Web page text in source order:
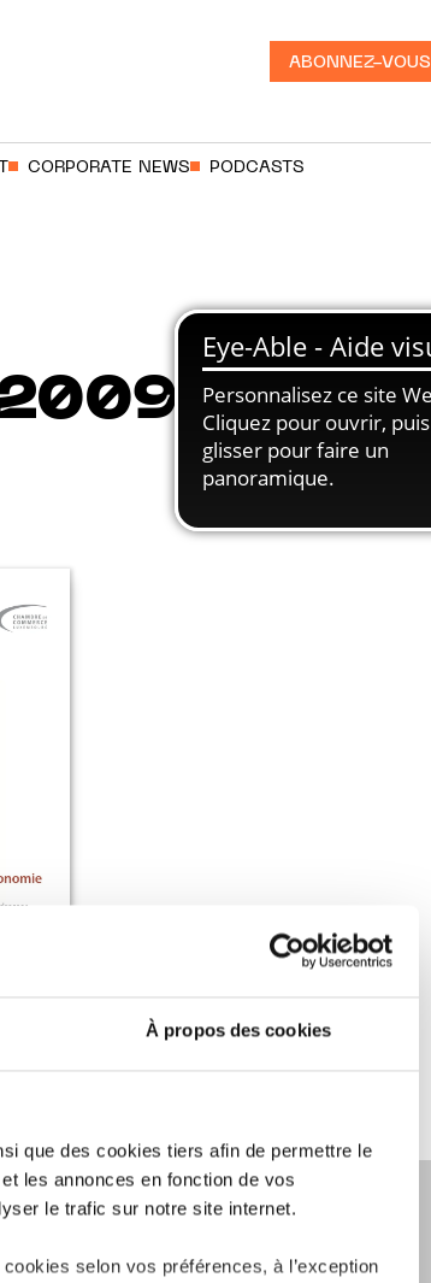
À propos des cookies
que des cookies tiers afin de permettre le
les annonces en fonction de vos
le trafic sur notre site internet.
selon vos préférences, à l’exception
ABONNEZ-VOUS
CORPORATE NEWS PODCASTS